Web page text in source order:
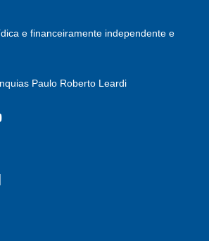
e financeiramente independente e
Paulo Roberto Leardi